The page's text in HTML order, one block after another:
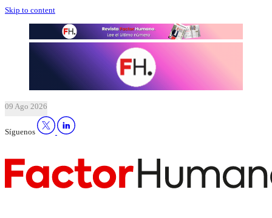
Skip to content
09 Ago 2026
Síguenos